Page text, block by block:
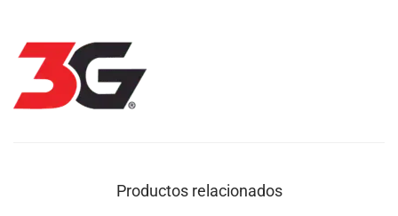
Productos relacionados